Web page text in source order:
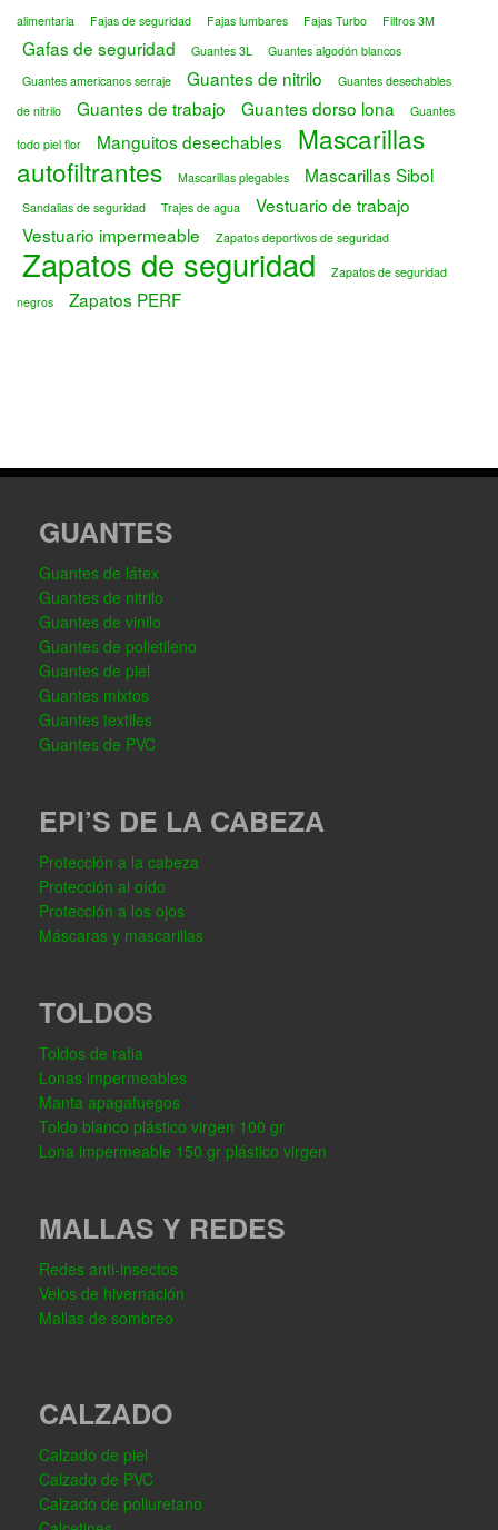
alimentaria
Fajas de seguridad Fajas lumbares Fajas Turbo Filtros 3M
Gafas de seguridad Guantes 3L
Guantes algodón blancos
Guantes americanos serraje
Guantes de nitrilo
Guantes desechables
de nitrilo
Guantes de trabajo Guantes dorso lona
Guantes
todo piel flor
Manguitos desechables
Mascarillas
autofiltrantes
Mascarillas plegables Mascarillas Sibol
Sandalias de seguridad Trajes de agua
Vestuario de trabajo
Vestuario impermeable
Zapatos deportivos de seguridad
Zapatos de seguridad
Zapatos de seguridad
negros
Zapatos PERF
GUANTES
Guantes de látex
Guantes de nitrilo
Guantes de vinilo
Guantes de polietileno
Guantes de piel
Guantes mixtos
Guantes textiles
Guantes de PVC
EPI’S DE LA CABEZA
Protección a la cabeza
Protección al oído
Protección a los ojos
Máscaras y mascarillas
TOLDOS
Toldos de rafia
Lonas impermeables
Manta apagafuegos
Toldo blanco plástico virgen 100 gr
Lona impermeable 150 gr plástico virgen
MALLAS Y REDES
Redes anti-insectos
Velos de hivernación
Mallas de sombreo
CALZADO
Calzado de piel
Calzado de PVC
Calzado de poliuretano